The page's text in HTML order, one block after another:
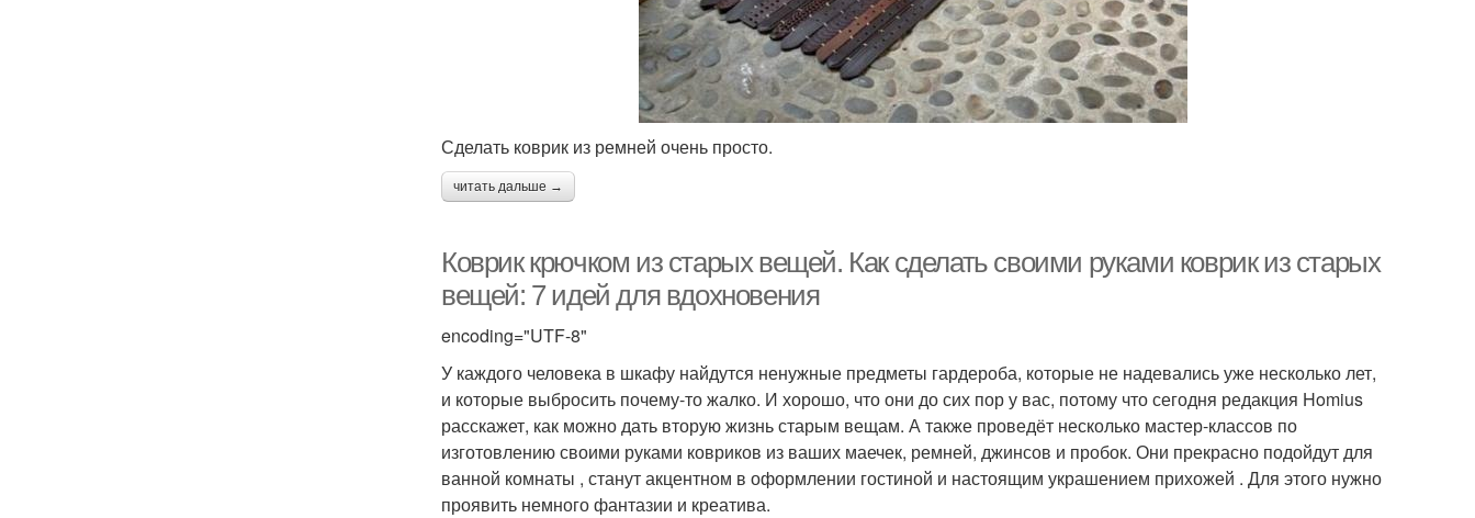
Сделать коврик из ремней очень просто.
читать дальше →
Коврик крючком из старых вещей. Как сделать своими руками коврик из старых
вещей: 7 идей для вдохновения
encoding="UTF-8"
У каждого человека в шкафу найдутся ненужные предметы гардероба, которые не надевались уже несколько лет,
и которые выбросить почему-то жалко. И хорошо, что они до сих пор у вас, потому что сегодня редакция Homius
расскажет, как можно дать вторую жизнь старым вещам. А также проведёт несколько мастер-классов по
изготовлению своими руками ковриков из ваших маечек, ремней, джинсов и пробок. Они прекрасно подойдут для
ванной комнаты , станут акцентном в оформлении гостиной и настоящим украшением прихожей . Для этого нужно
проявить немного фантазии и креатива.